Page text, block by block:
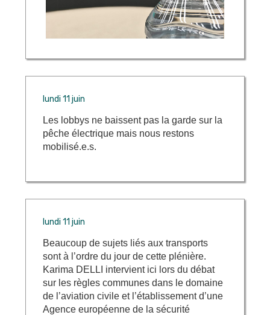
lundi 11 juin
Les lobbys ne baissent pas la garde sur la
pêche électrique mais nous restons
mobilisé.e.s.
lundi 11 juin
Beaucoup de sujets liés aux transports
sont à l’ordre du jour de cette plénière.
Karima DELLI intervient ici lors du débat
sur les règles communes dans le domaine
de l’aviation civile et l’établissement d’une
Agence européenne de la sécurité